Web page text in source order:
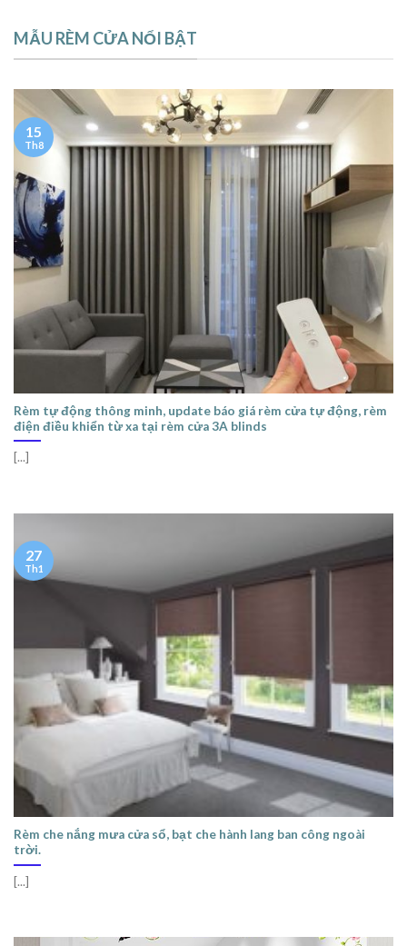
MẪU RÈM CỬA NỔI BẬT
Rèm tự động thông minh, update báo giá rèm cửa tự động, rèm
điện điều khiển từ xa tại rèm cửa 3A blinds
[...]
15
Th8
Rèm che nắng mưa cửa sổ, bạt che hành lang ban công ngoài
trời.
[...]
27
Th1